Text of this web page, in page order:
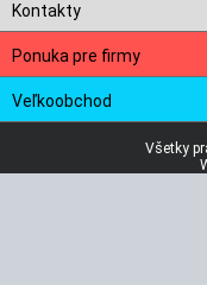
Kontakty
Ponuka pre firmy
Veľkoobchod
Všetky